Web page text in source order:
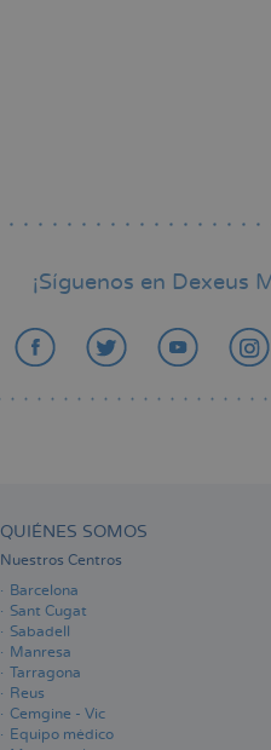
¡Síguenos en Dexeus
QUIÉNES SOMOS
Nuestros Centros
Barcelona
Sant Cugat
Sabadell
Manresa
Tarragona
Reus
Cemgine - Vic
Equipo médico